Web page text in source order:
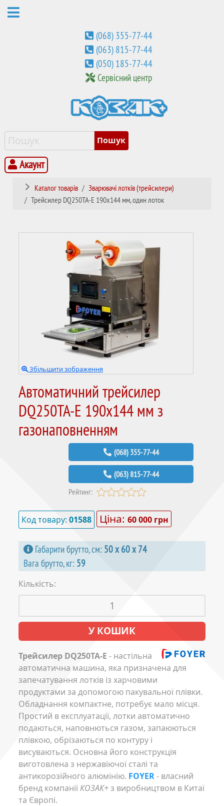
(068) 355-77-44
(063) 815-77-44
(050) 185-77-44
Сервісний центр
Акаунт
Каталог товарів
Зварювачі лотків (трейсилери)
Трейсилер DQ250TA-E 190x144 мм, один лоток
Збільшити зображення
Автоматичний трейсилер
DQ250TA-E 190x144 мм з
газонаповненням
(068) 355-77-44
(063) 815-77-44
Рейтинг:
Код товару: 01588 Ціна: 60 000 грн
Габарити брутто, см: 50 х 60 х 74
Вага брутто, кг: 59
Кількість:
Трейсилер DQ250TA-E - настільна
автоматична машина, яка призначена для
запечатування лотків із харчовими
продуктами за допомогою пакувальної плівки.
Обладнання компактне, потребує мало місця.
Простий в експлуатації, лотки автоматично
подаються, наповнються газом, запаюються
плівкою, обрізаються по контуру і
висуваються. Основна його конструкція
виготовлена з нержавіючої сталі та
антикорозійного алюмінію. FOYER- власний
бренд компаніїКОЗАК+з виробництвом в Китаї
та Європі.